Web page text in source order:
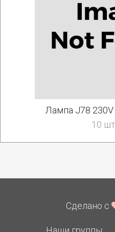
Лампа J78 230V
10
Сделано с